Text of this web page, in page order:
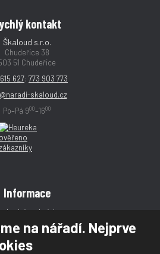
na nářadí. Nejprve
kontakt
Škaloud s.r.o.
Chudeřice 38
51 Chudeřice
627; 773 903 773
skaloud.cz
Po–Pá 900–1600
Informace
podmínky
Reklamace
Magazín